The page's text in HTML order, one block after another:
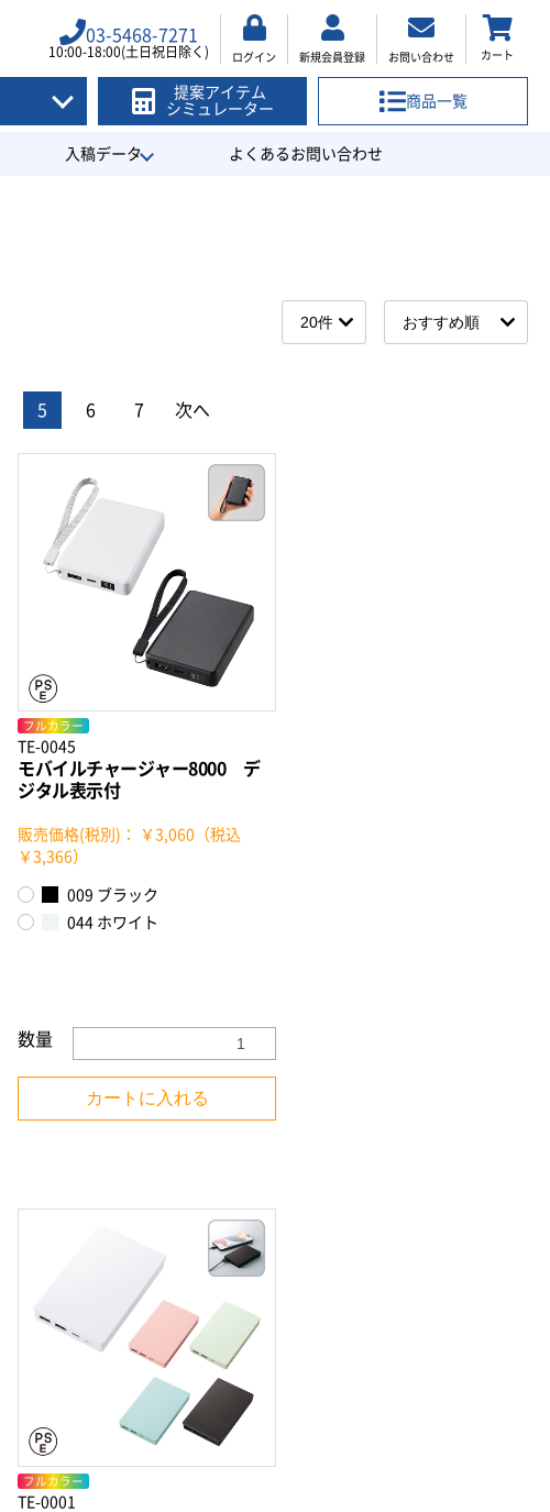
03-5468-7271
10:00-18:00(土日祝日除く) ログイン 新規会員登録 お問い合わせ カート
提案アイテム
シミュレーター
商品一覧
入稿データ よくあるお問い合わせ
5 6 7 次へ
フルカラー
TE-0045
モバイルチャージャー8000 デ
ジタル表示付
販売価格(税別)： ￥3,060（税込
￥3,366）
009 ブラック
044 ホワイト
数量
カートに入れる
フルカラー
TE-0001